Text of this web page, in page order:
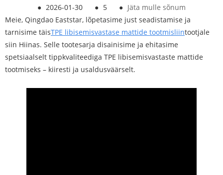
● 2026-01-30 ● 5 ● Jäta mulle sõnum
Meie, Qingdao Eaststar, lõpetasime just seadistamise ja
tarnisime täisTPE libisemisvastase mattide tootmisliintootjale
siin Hiinas. Selle tootesarja disainisime ja ehitasime
spetsiaalselt tippkvaliteediga TPE libisemisvastaste mattide
tootmiseks – kiiresti ja usaldusväärselt.